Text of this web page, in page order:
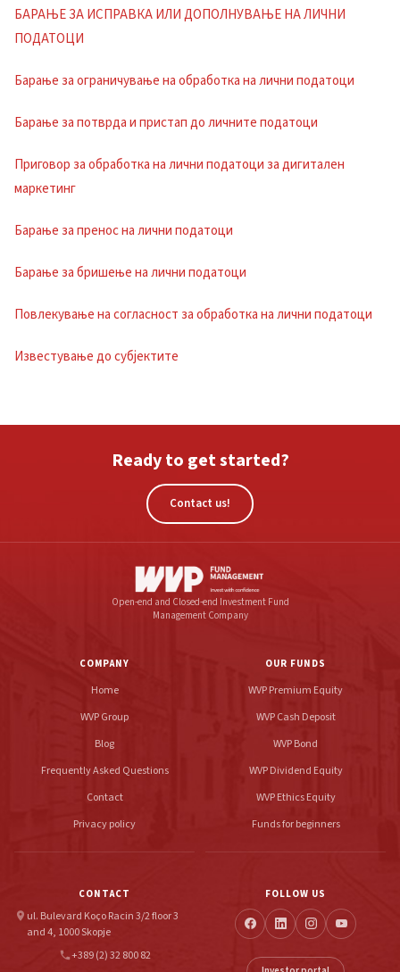
БАРАЊЕ ЗА ИСПРАВКА ИЛИ ДОПОЛНУВАЊЕ НА ЛИЧНИ
ПОДАТОЦИ
Барање за ограничување на обработка на лични податоци
Барање за потврда и пристап до личните податоци
Приговор за обработка на лични податоци за дигитален
маркетинг
Барање за пренос на лични податоци
Барање за бришење на лични податоци
Повлекување на согласност за обработка на лични податоци
Известување до субјектите
Ready to get started?
Contact us!
Open-end and Closed-end Investment Fund
Management Company
COMPANY
Home
WVP Group
Blog
Frequently Asked Questions
Contact
Privacy policy
OUR FUNDS
WVP Premium Equity
WVP Cash Deposit
WVP Bond
WVP Dividend Equity
WVP Ethics Equity
Funds for beginners
CONTACT
location_on ul. Bulevard Koço Racin 3/2 floor 3
and 4, 1000 Skopje
phone+389 (2) 32 800 82
FOLLOW US